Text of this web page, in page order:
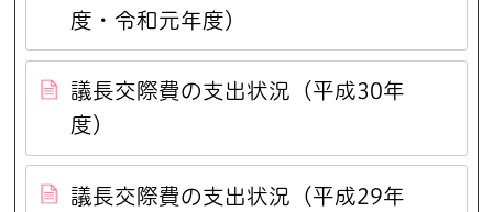
度・令和元年度）
議長交際費の支出状況（平成30年
度）
議長交際費の支出状況（平成29年